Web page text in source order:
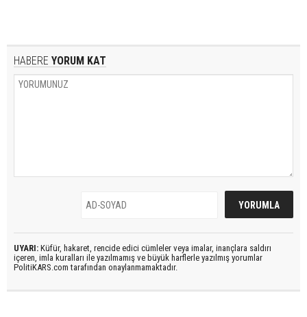
HABERE YORUM KAT
UYARI: Küfür, hakaret, rencide edici cümleler veya imalar, inançlara saldırı
içeren, imla kuralları ile yazılmamış ve büyük harflerle yazılmış yorumlar
PolitiKARS.com tarafından onaylanmamaktadır.